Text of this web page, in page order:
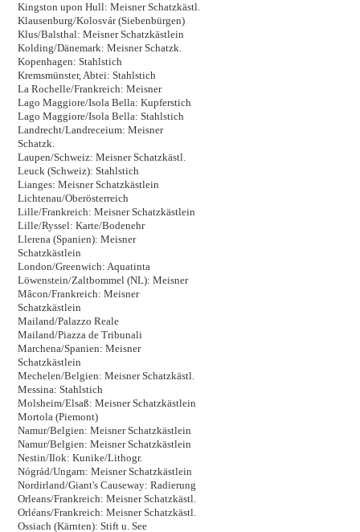
Kingston upon Hull: Meisner Schatzkästl.
Klausenburg/Kolosvár (Siebenbürgen)
Klus/Balsthal: Meisner Schatzkästlein
Kolding/Dänemark: Meisner Schatzk.
Kopenhagen: Stahlstich
Kremsmünster, Abtei: Stahlstich
La Rochelle/Frankreich: Meisner
Lago Maggiore/Isola Bella: Kupferstich
Lago Maggiore/Isola Bella: Stahlstich
Landrecht/Landreceium: Meisner
Schatzk.
Laupen/Schweiz: Meisner Schatzkästl.
Leuck (Schweiz): Stahlstich
Lianges: Meisner Schatzkästlein
Lichtenau/Oberösterreich
Lille/Frankreich: Meisner Schatzkästlein
Lille/Ryssel: Karte/Bodenehr
Llerena (Spanien): Meisner
Schatzkästlein
London/Greenwich: Aquatinta
Löwenstein/Zaltbommel (NL): Meisner
Mâcon/Frankreich: Meisner
Schatzkästlein
Mailand/Palazzo Reale
Mailand/Piazza de Tribunali
Marchena/Spanien: Meisner
Schatzkästlein
Mechelen/Belgien: Meisner Schatzkästl.
Messina: Stahlstich
Molsheim/Elsaß: Meisner Schatzkästlein
Mortola (Piemont)
Namur/Belgien: Meisner Schatzkästlein
Namur/Belgien: Meisner Schatzkästlein
Nestin/Ilok: Kunike/Lithogr.
Nógrád/Ungarn: Meisner Schatzkästlein
Nordirland/Giant's Causeway: Radierung
Orleans/Frankreich: Meisner Schatzkästl.
Orléans/Frankreich: Meisner Schatzkästl.
Ossiach (Kärnten): Stift u. See